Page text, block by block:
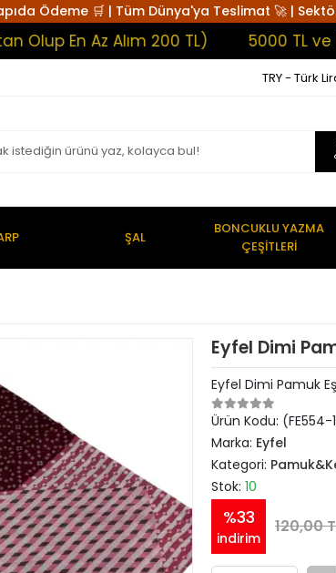
Ödeme 🛒 | Tüm Dünya'ya Teslimat 🚀 |
En Az Alım 200 TL) 5000 TL ve Üzeri
TRY - Türk
ŞAL
BONCUKLU YAZMA
ÇEŞİTLERİ
Eyfel Dimi
Eyfel Dimi Pamuk
Ürün Kodu: (FE554-
Marka: Eyfel
Kategori:
Stok: 10
%33
indirim
120,00